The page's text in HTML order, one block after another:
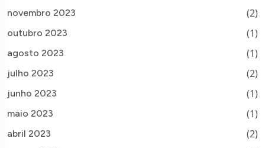
novembro 2023 (2)
outubro 2023 (1)
agosto 2023 (1)
julho 2023 (2)
junho 2023 (1)
maio 2023 (1)
abril 2023 (2)